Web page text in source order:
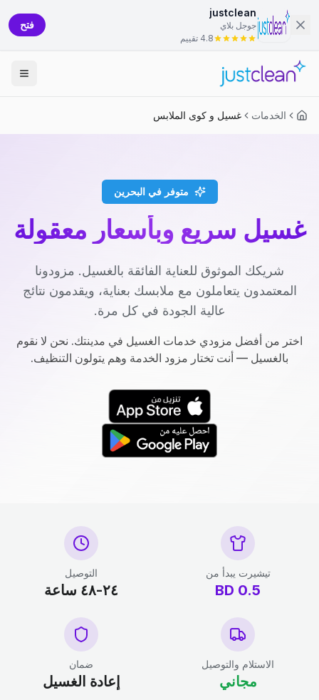
justclean
جوجل بلاي
4.8 تقييم
فتح
الخدمات غسيل و كوى الملابس
متوفر في البحرين
غسيل سريع وبأسعار معقولة
شريكك الموثوق للعناية الفائقة بالغسيل. مزودونا
المعتمدون يتعاملون مع ملابسك بعناية، ويقدمون نتائج
عالية الجودة في كل مرة.
اختر من أفضل مزودي خدمات الغسيل في مدينتك. نحن لا نقوم
بالغسيل — أنت تختار مزود الخدمة وهم يتولون التنظيف.
تيشيرت يبدأ من
0.5
BD
التوصيل
٢٤-٤٨ ساعة
الاستلام والتوصيل
مجاني
ضمان
إعادة الغسيل